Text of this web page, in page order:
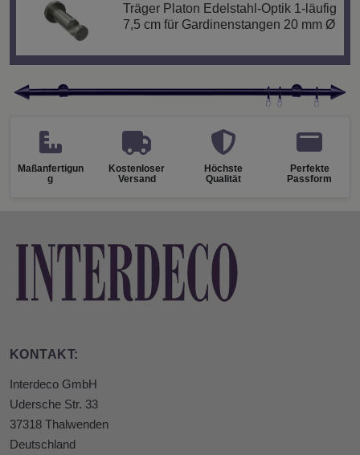
Träger Platon Edelstahl-Optik 1-läufig
7,5 cm für Gardinenstangen 20 mm Ø
Maßanfertigun
g
Kostenloser
Versand
Höchste
Qualität
Perfekte
Passform
KONTAKT:
Interdeco GmbH
Udersche Str. 33
37318 Thalwenden
Deutschland